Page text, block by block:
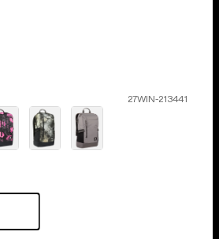
27WIN-213441